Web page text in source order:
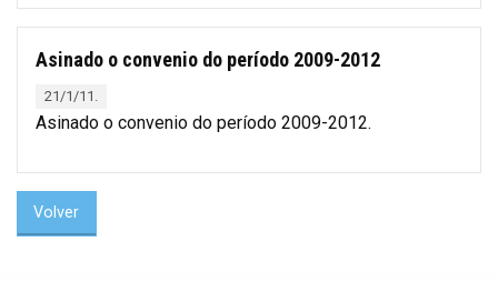
Asinado o convenio do período 2009-2012
21/1/11.
Asinado o convenio do período 2009-2012.
Volver